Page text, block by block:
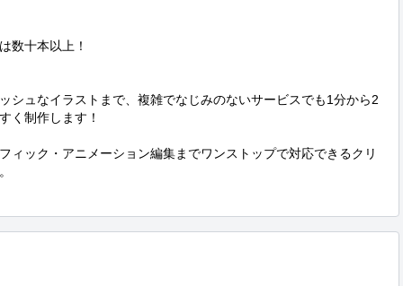
数十本以上！
シュなイラストまで、複雑でなじみのないサービスでも1分から2
く制作します！
ィック・アニメーション編集までワンストップで対応できるクリ